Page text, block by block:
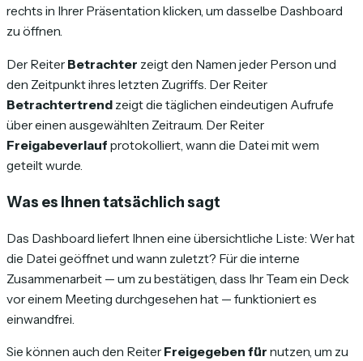
rechts in Ihrer Präsentation klicken, um dasselbe Dashboard
zu öffnen.
Der Reiter Betrachter zeigt den Namen jeder Person und
den Zeitpunkt ihres letzten Zugriffs. Der Reiter
Betrachtertrend zeigt die täglichen eindeutigen Aufrufe
über einen ausgewählten Zeitraum. Der Reiter
Freigabeverlauf protokolliert, wann die Datei mit wem
geteilt wurde.
Was es Ihnen tatsächlich sagt
Das Dashboard liefert Ihnen eine übersichtliche Liste: Wer hat
die Datei geöffnet und wann zuletzt? Für die interne
Zusammenarbeit — um zu bestätigen, dass Ihr Team ein Deck
vor einem Meeting durchgesehen hat — funktioniert es
einwandfrei.
Sie können auch den Reiter Freigegeben für nutzen, um zu